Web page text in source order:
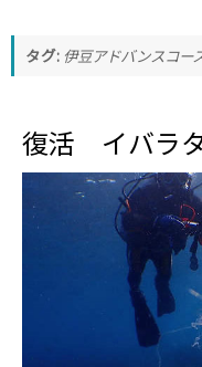
タグ: 伊豆アドバンスコー
復活 イバラ